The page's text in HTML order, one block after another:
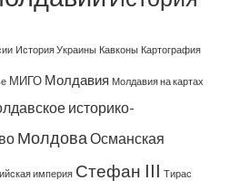
История Украины Кавконы Картография
МИГО Молдавия Молдавия на картах
историко-
Молдова Османская
империя Стефан III Тирас